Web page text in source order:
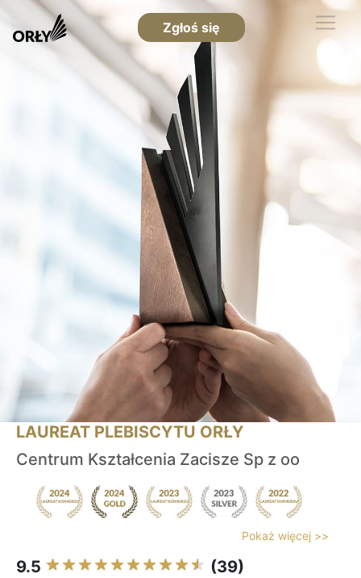
Zgłoś się
LAUREAT PLEBISCYTU ORŁY
Centrum Kształcenia Zacisze Sp z oo
Pokaż więcej >>
9.5 (39)